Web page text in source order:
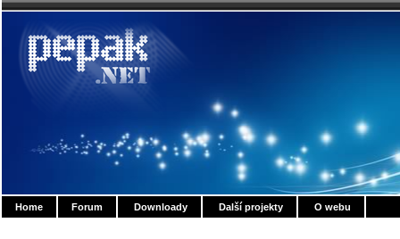
Home Forum Downloady Další projekty O webu